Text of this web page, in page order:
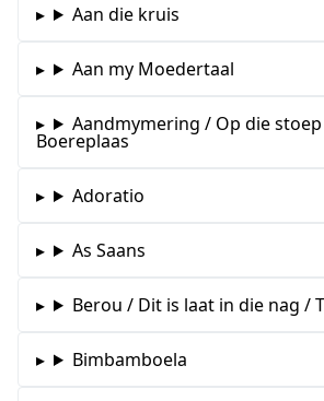
Aan die kruis
Aan my Moedertaal
Aandmymering / Op die stoep
Boereplaas
Adoratio
As Saans
Berou / Dit is laat in die nag /
Bimbamboela